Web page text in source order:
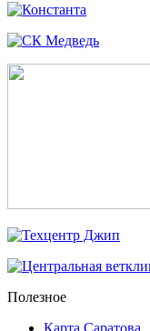
Полезное